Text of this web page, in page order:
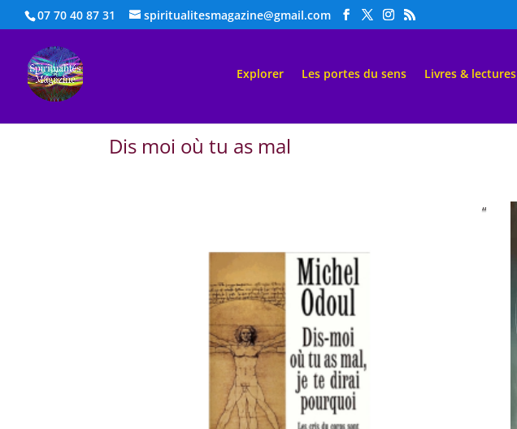
07 70 40 87 31 spiritualitesmagazine@gmail.com
Explorer Les portes du sens Livres & lectures
Dis moi où tu as mal
“